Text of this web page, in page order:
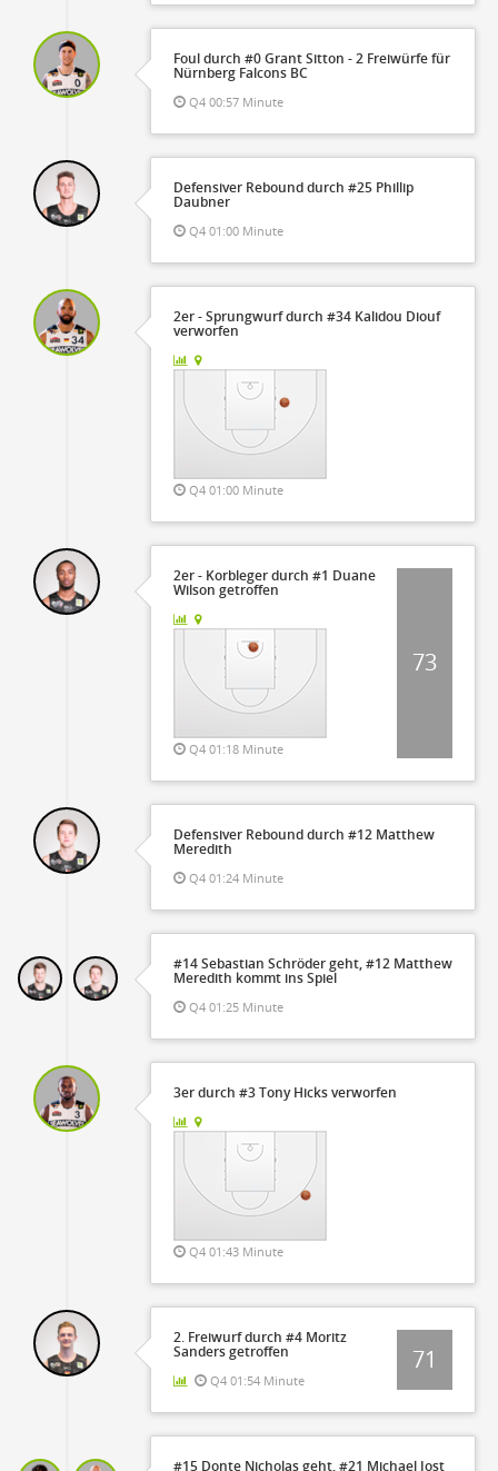
Foul durch #0 Grant Sitton - 2 Freiwürfe für
Nürnberg Falcons BC
Q4 00:57 Minute
Defensiver Rebound durch #25 Phillip
Daubner
Q4 01:00 Minute
2er - Sprungwurf durch #34 Kalidou Diouf
verworfen
Q4 01:00 Minute
2er - Korbleger durch #1 Duane
Wilson getroffen
Q4 01:18 Minute
73
Defensiver Rebound durch #12 Matthew
Meredith
Q4 01:24 Minute
#14 Sebastian Schröder geht, #12 Matthew
Meredith kommt ins Spiel
Q4 01:25 Minute
3er durch #3 Tony Hicks verworfen
Q4 01:43 Minute
2. Freiwurf durch #4 Moritz
Sanders getroffen
Q4 01:54 Minute
71
#15 Donte Nicholas geht, #21 Michael Jost